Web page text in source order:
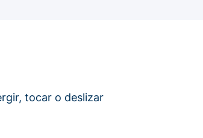
tocar o deslizar